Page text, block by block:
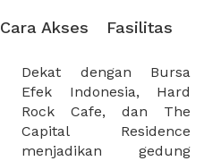
Cara Akses Fasilitas